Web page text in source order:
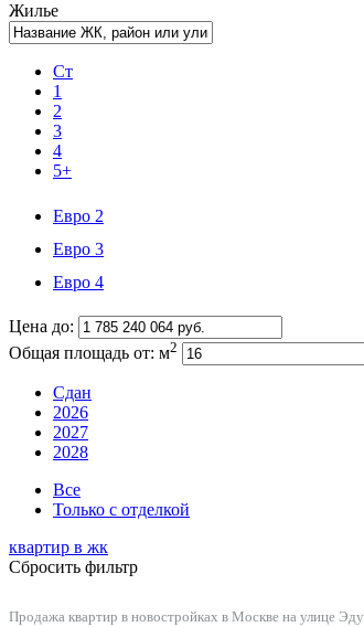
Жилье
Ст
1
2
3
4
5+
Евро 2
Евро 3
Евро 4
Цена до:
Общая площадь от: м2
Сдан
2026
2027
2028
Все
Только с отделкой
квартир в жк
Сбросить фильтр
Продажа квартир в новостройках в Москве на улице